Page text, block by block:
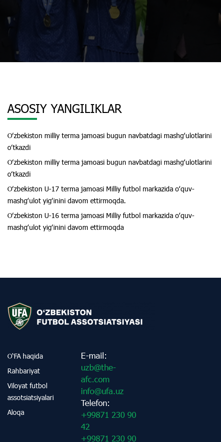
ASOSIY YANGILIKLAR
Oʻzbekiston milliy terma jamoasi bugun navbatdagi mashgʻulotlarini
oʻtkazdi
Oʻzbekiston milliy terma jamoasi bugun navbatdagi mashgʻulotlarini
oʻtkazdi
Oʻzbekiston U-17 terma jamoasi Milliy futbol markazida oʻquv-
mashgʻulot yigʻinini davom ettirmoqda.
Oʻzbekiston U-16 terma jamoasi Milliy futbol markazida oʻquv-
mashgʻulot yigʻinini davom ettirmoqda
O‘FA haqida
Rahbariyat
Viloyat futbol
assotsiatsiyalari
Aloqa
E-mail:
uzb@the-
afc.com
info@ufa.uz
Telefon:
+99871 230 90
42
+99871 230 90